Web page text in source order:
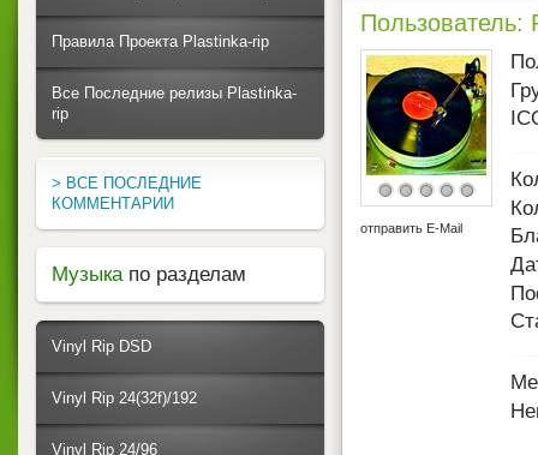
Пользователь:
отправить E-Mail
Правила Проекта Plastinka-rip
Все Последние релизы Plastinka-
rip
> ВСЕ ПОСЛЕДНИЕ
КОММЕНТАРИИ
Музыка по разделам
Vinyl Rip DSD
Vinyl Rip 24(32f)/192
Vinyl Rip 24/96